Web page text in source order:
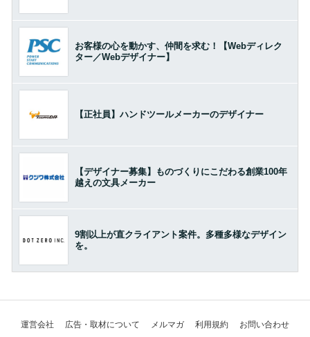
お客様の心を動かす、仲間を求む！【Webディレク
ター／Webデザイナー】
【正社員】ハンドツールメーカーのデザイナー
【デザイナー募集】ものづくりにこだわる創業100年
越えの文具メーカー
9割以上が直クライアント案件。多種多様なデザイン
を。
運営会社 広告・取材について メルマガ 利用規約 お問い合わせ